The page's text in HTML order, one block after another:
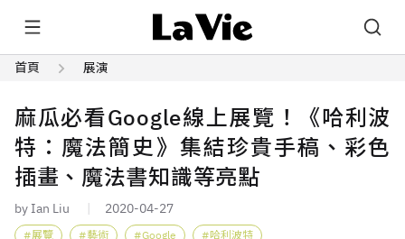
首頁 展演
麻瓜必看Google線上展覽！《哈利波
特：魔法簡史》集結珍貴手稿、彩色
插畫、魔法書知識等亮點
by Ian Liu 2020-04-27
展覽 藝術 Google 哈利波特